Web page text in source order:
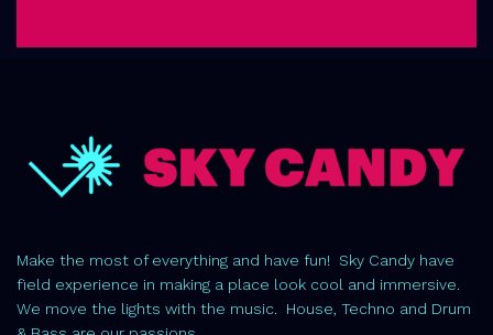
Make the most of everything and have fun! Sky Candy have
field experience in making a place look cool and immersive.
We move the lights with the music. House, Techno and Drum